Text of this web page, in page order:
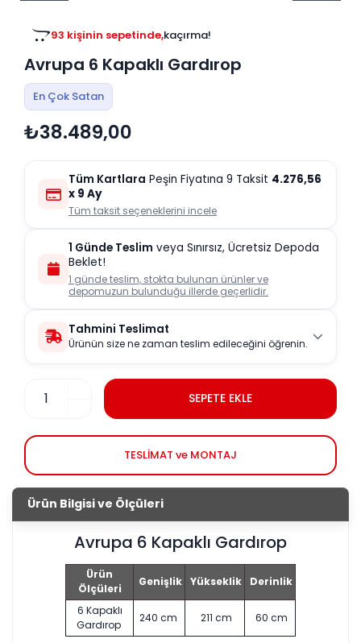
93 kişinin sepetinde,kaçırma!
Avrupa 6 Kapaklı Gardırop
En Çok Satan
₺38.489,00
Tüm Kartlara Peşin Fiyatına 9 Taksit 4.276,56
x 9 Ay
Tüm taksit seçeneklerini incele
1 Günde Teslim veya Sınırsız, Ücretsiz Depoda
Beklet!
1 günde teslim, stokta bulunan ürünler ve
depomuzun bulunduğu illerde geçerlidir.
Tahmini Teslimat
Ürünün size ne zaman teslim edileceğini öğrenin.
SEPETE EKLE
TESLİMAT ve MONTAJ
Ürün Bilgisi ve Ölçüleri
Avrupa 6 Kapaklı Gardırop
Ürün
Ölçüleri
Genişlik Yükseklik Derinlik
6 Kapaklı
Gardırop
240 cm 211 cm 60 cm
Üniteleri/Sehpaları
Orta Sehpa
Orta Puflar
Puf Modelleri
Baza
Çalışma Masası
Duvar Rafı
Kitaplık
Oyun ve Aktivite
Masa Setleri
Tablo